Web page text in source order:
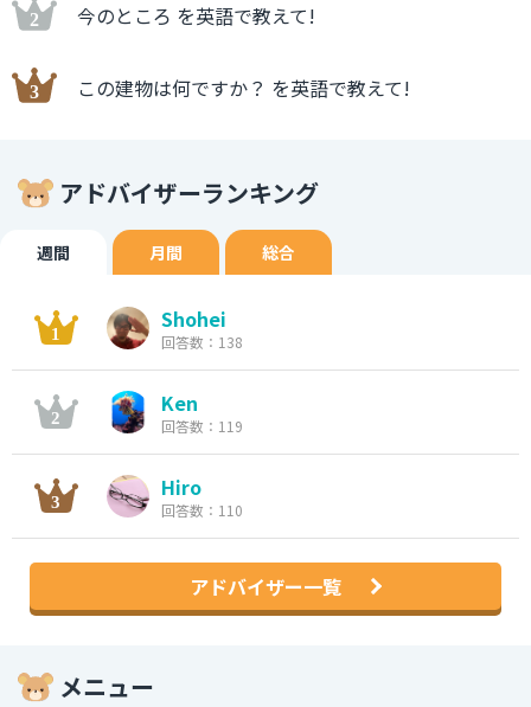
今のところ を英語で教えて!
この建物は何ですか？ を英語で教えて!
アドバイザーランキング
週間 月間 総合
Shohei
回答数：138
Ken
回答数：119
Hiro
回答数：110
アドバイザー一覧
メニュー